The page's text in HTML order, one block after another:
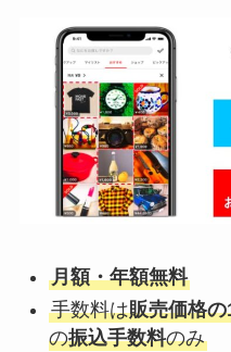
月額・年額無料
手数料は販売価格の
の振込手数料のみ